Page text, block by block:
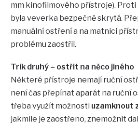
mm kinofilmového přístroje). Proti
byla veverka bezpečně skrytá.
manuální ostření a na matnici
problému zaostřil.
Trik druhý – ostřit na něco jiného
Některé přístroje nemají ruční
není čas přepínat aparát na ruční
třeba využít možnosti uzamknout
jakmile je zaostřeno, znemožnit